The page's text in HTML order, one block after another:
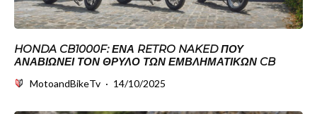
HONDA CB1000F: ΈΝΑ RETRO NAKED ΠΟΥ
ΑΝΑΒΙΏΝΕΙ ΤΟΝ ΘΡΎΛΟ ΤΩΝ ΕΜΒΛΗΜΑΤΙΚΏΝ CB
MotoandBikeTv · 14/10/2025